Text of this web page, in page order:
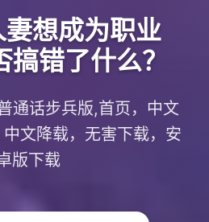
想成为职业
错了什么？
通话步兵版,首页，中文
文降载，无害下载，安
版下载